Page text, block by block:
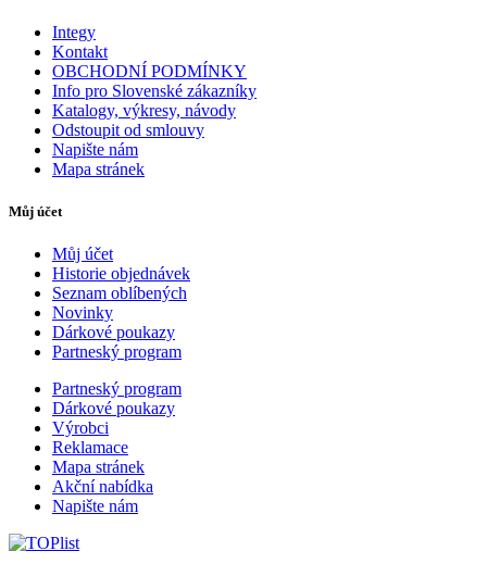
Integy
Kontakt
OBCHODNÍ PODMÍNKY
Info pro Slovenské zákazníky
Katalogy, výkresy, návody
Odstoupit od smlouvy
Napište nám
Mapa stránek
Můj účet
Můj účet
Historie objednávek
Seznam oblíbených
Novinky
Dárkové poukazy
Partneský program
Partneský program
Dárkové poukazy
Výrobci
Reklamace
Mapa stránek
Akční nabídka
Napište nám